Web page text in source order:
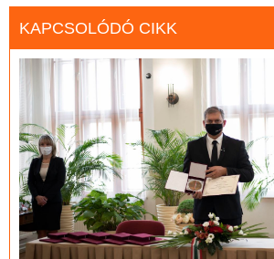
KAPCSOLÓDÓ CIKK